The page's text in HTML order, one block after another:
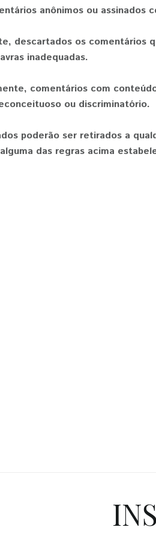
anônimos ou assinados
descartados os comentários
inadequadas.
comentários com
ou discriminatório.
poderão ser retirados a
das regras acima